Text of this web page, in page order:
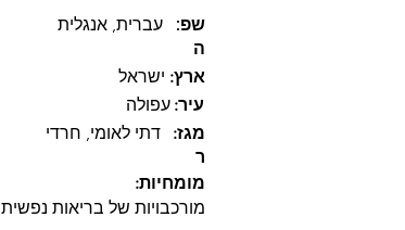
עברית, אנגלית
:שפ
ה
ישראל :ארץ
עפולה :עיר
דתי לאומי, חרדי
:מגז
ר
:מומחיות
מורכבויות של בריאות נפשית